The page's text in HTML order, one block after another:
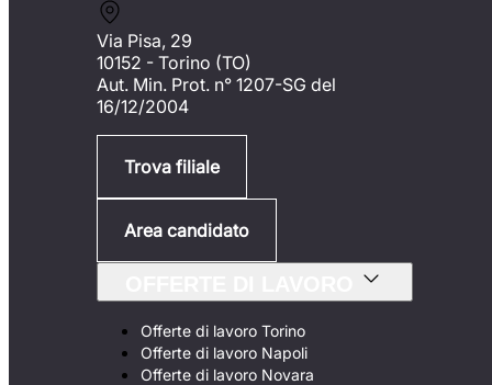
Via Pisa, 29
10152 - Torino (TO)
Aut. Min. Prot. n° 1207-SG del
16/12/2004
Trova filiale
Area candidato
Offerte di lavoro Torino
Offerte di lavoro Napoli
Offerte di lavoro Novara